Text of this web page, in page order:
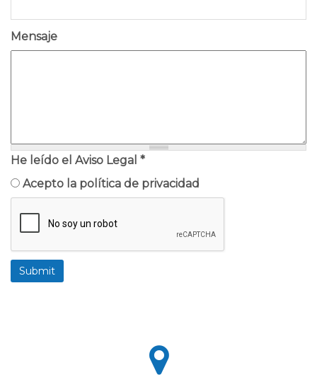
Mensaje
He leído el Aviso Legal *
Acepto la política de privacidad